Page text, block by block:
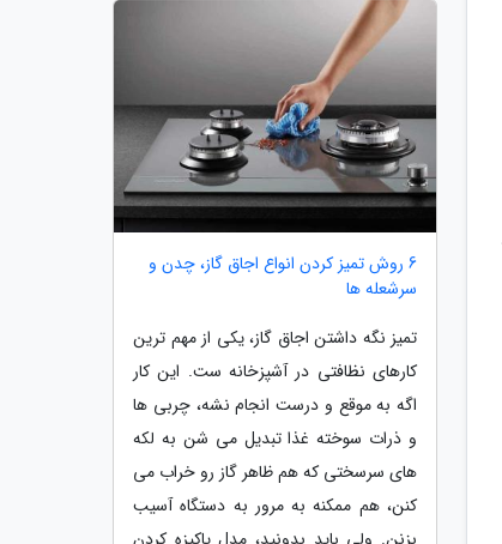
6 روش تمیز کردن انواع اجاق گاز، چدن و
سرشعله ها
تمیز نگه داشتن اجاق گاز، یکی از مهم ترین
کارهای نظافتی در آشپزخانه ست. این کار
اگه به موقع و درست انجام نشه، چربی ها
و ذرات سوخته غذا تبدیل می شن به لکه
های سرسختی که هم ظاهر گاز رو خراب می
کنن، هم ممکنه به مرور به دستگاه آسیب